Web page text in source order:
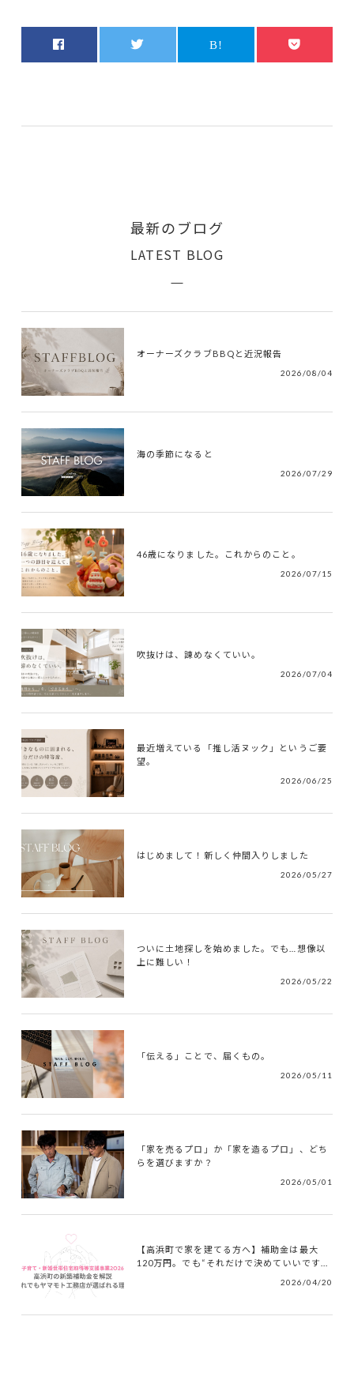
最新のブログ
LATEST BLOG
オーナーズクラブBBQと近況報告
2026/08/04
海の季節になると
2026/07/29
46歳になりました。これからのこと。
2026/07/15
吹抜けは、諫めなくていい。
2026/07/04
最近増えている「推し活ヌック」というご要
望。
2026/06/25
はじめまして！新しく仲間入りしました
2026/05/27
ついに土地探しを始めました。でも…想像以
上に難しい！
2026/05/22
「伝える」ことで、届くもの。
2026/05/11
「家を売るプロ」か「家を造るプロ」、どち
らを選びますか？
2026/05/01
【高浜町で家を建てる方へ】補助金は最大
120万円。でも“それだけで決めていいです...
2026/04/20